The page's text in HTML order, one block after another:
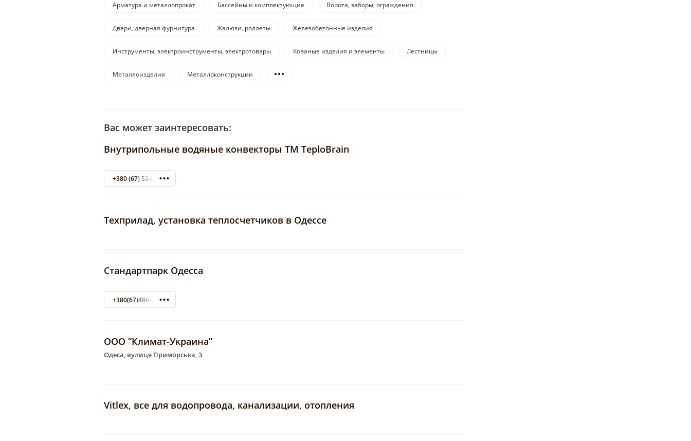
Арматура и металлопрокат Бассейны и комплектующие Ворота, заборы, ограждения
Двери, дверная фурнитура Жалюзи, роллеты Железобетонные изделия
Инструменты, электроинструменты, электротовары Кованые изделия и элементы Лестницы
Металлоизделия Металлоконструкции
Вас может заинтересовать:
Внутрипольные водяные конвекторы ТМ TeploBrain
+380 (67) 524-07-03
Техприлад, установка теплосчетчиков в Одессе
Стандартпарк Одесса
+380(67)486-04-41
ООО “Климат-Украина”
Одеса, вулиця Приморська, 3
Vitlex, все для водопровода, канализации, отопления